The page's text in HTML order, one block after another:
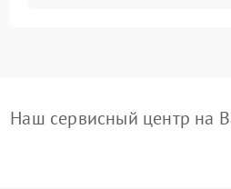
Наш сервисный центр на